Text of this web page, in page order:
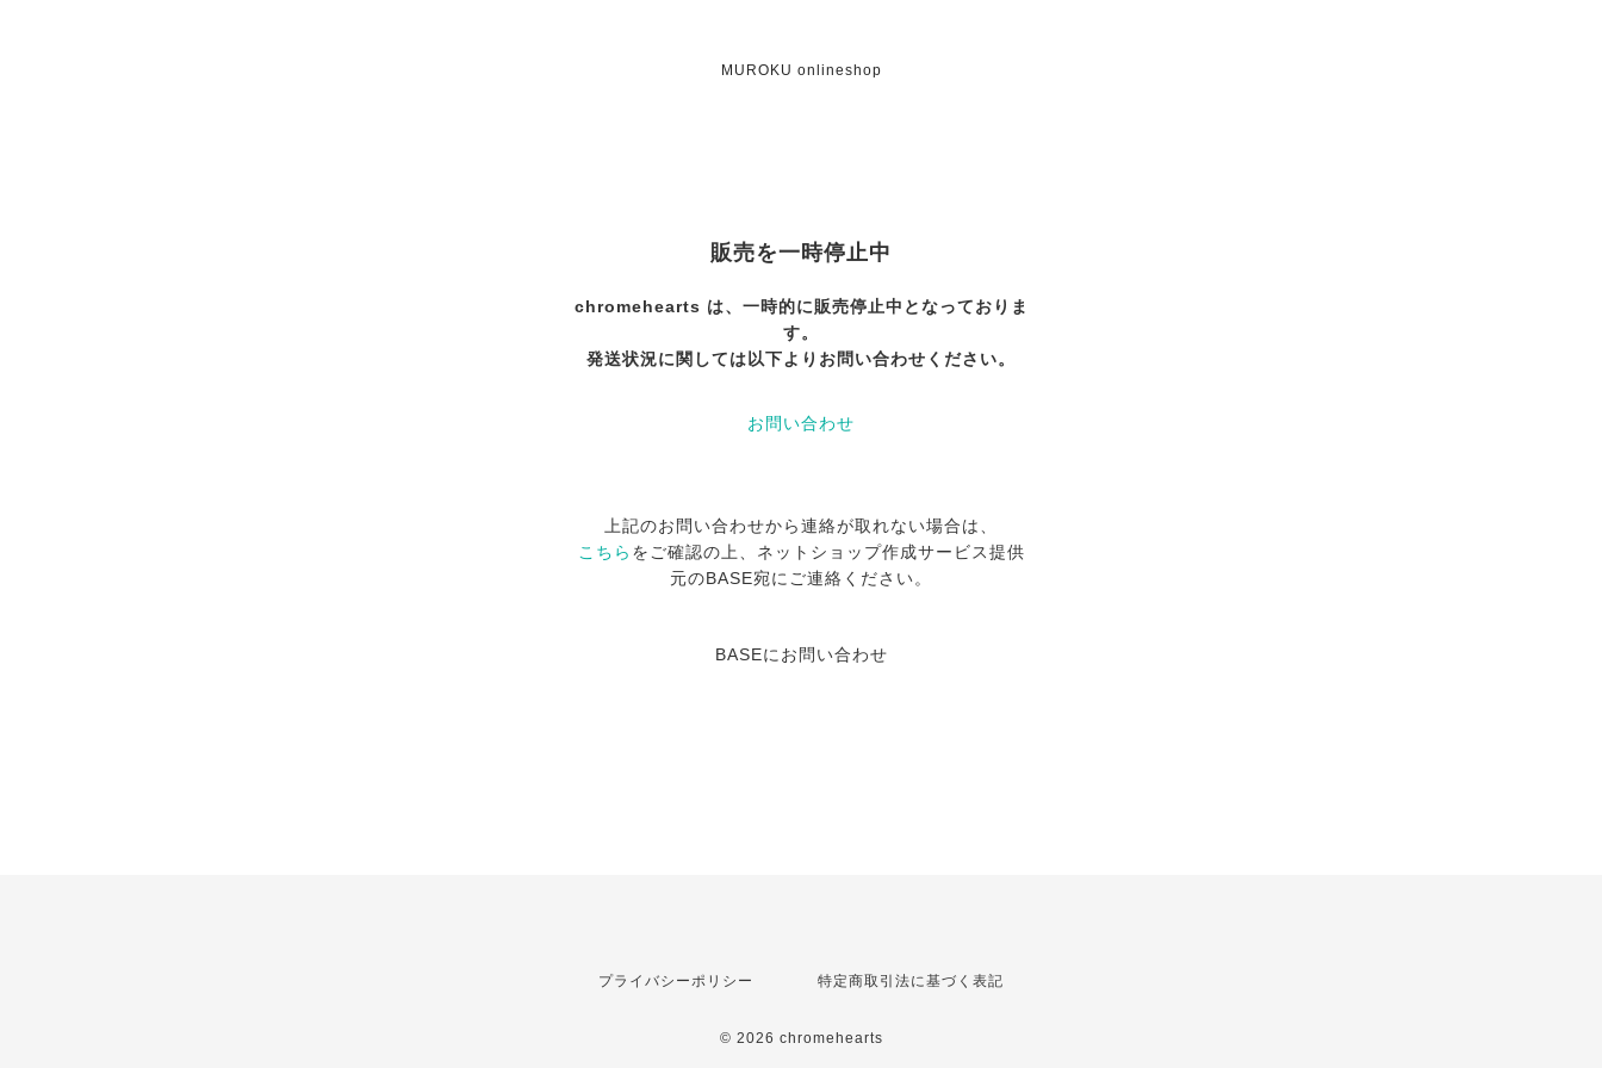
MUROKU onlineshop
販売を一時停止中
chromehearts は、一時的に販売停止中となっておりま
す。
発送状況に関しては以下よりお問い合わせください。
お問い合わせ
上記のお問い合わせから連絡が取れない場合は、
こちら をご確認の上、ネットショップ作成サービス提供
元のBASE宛にご連絡ください。
BASEにお問い合わせ
プライバシーポリシー 特定商取引法に基づく表記
© 2026 chromehearts